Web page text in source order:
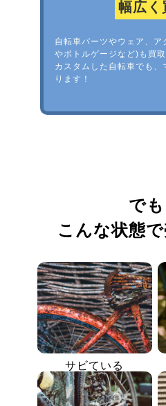
幅広く
自転車パーツやウェア、ア
やボトルゲージなど)も買取
カスタムした自転車でも、
ります！
でも
こんな状態
サビている